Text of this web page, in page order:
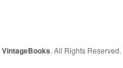
VintageBooks. All Rights Reserved.